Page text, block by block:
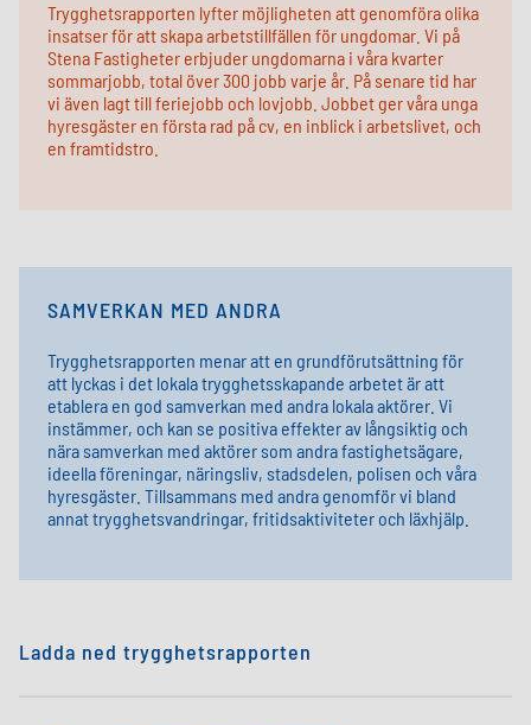
Trygghetsrapporten lyfter möjligheten att genomföra olika
insatser för att skapa arbetstillfällen för ungdomar. Vi på
Stena Fastigheter erbjuder ungdomarna i våra kvarter
sommarjobb, total över 300 jobb varje år. På senare tid har
vi även lagt till feriejobb och lovjobb . Jobbet ger våra unga
hyresgäster en första rad på cv, en inblick i arbetslivet, och
en framtidstro.
SAMVERKAN MED ANDRA
Trygghetsrapporten menar att en grundförutsättning för
att lyckas i det lokala trygghetsskapande arbetet är att
etablera en god samverkan med andra lokala aktörer. Vi
instämmer, och kan se positiva effekter av långsiktig och
nära samverkan med aktörer som andra fastighetsägare,
ideella föreningar, näringsliv, stadsdelen, polisen och våra
hyresgäster. Tillsammans med andra genomför vi bland
annat trygghetsvandringar, fritidsaktiviteter och läxhjälp.
Ladda ned trygghetsrapporten